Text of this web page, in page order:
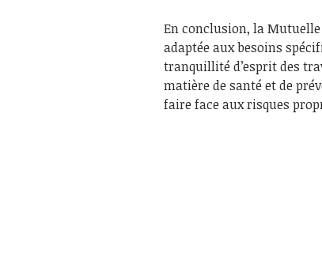
En conclusion, la
adaptée aux besoins
tranquillité d’esprit des
matière de santé et de
faire face aux risques